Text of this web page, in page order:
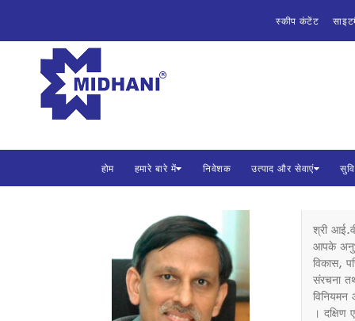
स्कीप कंटेंट
होम हमारे बारे में निवेशक उत्पाद और सेवाएं
सुविधाएं
निविदाएँ
सीएसआर
श्री
आपके
विकास,
संरचना
।